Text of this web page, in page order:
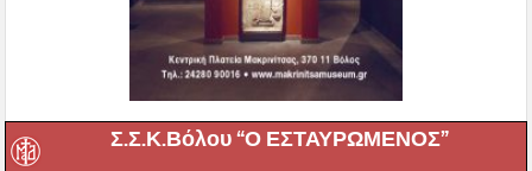
Σ.Σ.Κ.Βόλου “Ο ΕΣΤΑΥΡΩΜΕΝΟΣ”